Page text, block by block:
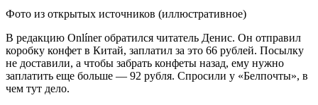
Фото из открытых источников (иллюстративное)
В редакцию Onlíner обратился читатель Денис. Он отправил
коробку конфет в Китай, заплатил за это 66 рублей. Посылку
не доставили, а чтобы забрать конфеты назад, ему нужно
заплатить еще больше — 92 рубля. Спросили у «Белпочты», в
чем тут дело.